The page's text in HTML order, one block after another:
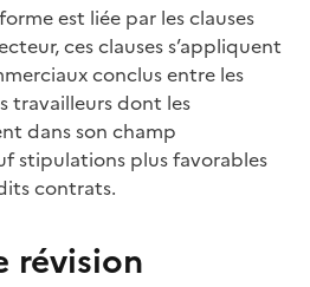
est liée par les clauses
ces clauses s’appliquent
conclus entre les
travailleurs dont les
dans son champ
stipulations plus favorables
contrats.
révision